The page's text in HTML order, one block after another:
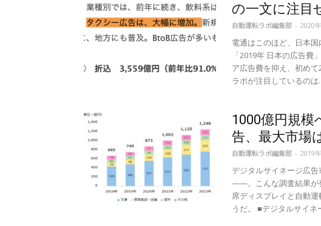
の一文に注目
自動運転ラボ編集部 - 2020
電通はこのほど、日本
「2019年 日本の広告費
ア広告費を抑え、初め
ラボが注目しているのは
1000億円規
告、最大市場
自動運転ラボ編集部 - 2019
デジタルサイネージ広
——。こんな調査結果が
席ディスプレイと自動
うだ。 ■デジタルサイネ